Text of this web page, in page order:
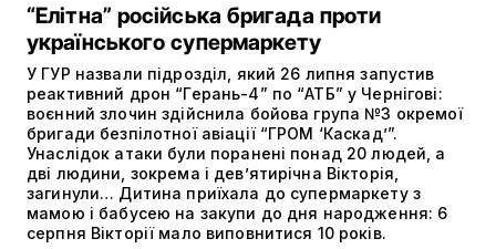
“Елітна” російська бригада проти
українського супермаркету
У ГУР назвали підрозділ, який 26 липня запустив
реактивний дрон “Герань-4” по “АТБ” у Чернігові:
воєнний злочин здійснила бойова група №3 окремої
бригади безпілотної авіації “ГРОМ ‘Каскад’”.
Унаслідок атаки були поранені понад 20 людей, а
дві людини, зокрема і дев’ятирічна Вікторія,
загинули… Дитина приїхала до супермаркету з
мамою і бабусею на закупи до дня народження: 6
серпня Вікторії мало виповнитися 10 років.